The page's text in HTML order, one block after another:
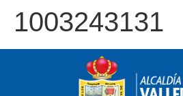
1003243131